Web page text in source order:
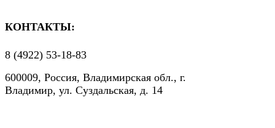
КОНТАКТЫ:
8 (4922) 53-18-83
600009, Россия, Владимирская обл., г.
Владимир, ул. Суздальская, д. 14